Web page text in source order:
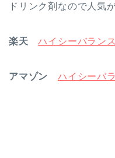
ドリンク剤なので人気
楽天 ハイシーバラン
アマゾン ハイシーバ